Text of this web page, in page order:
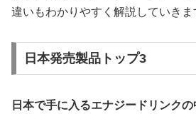
違いもわかりやすく解説していきま
日本発売製品トップ3
日本で手に入るエナジードリンク